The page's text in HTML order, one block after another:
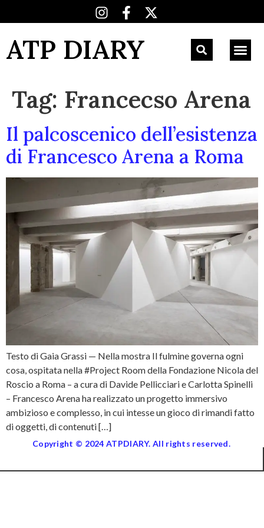
ATP DIARY
Tag: Francecso Arena
Il palcoscenico dell’esistenza
di Francesco Arena a Roma
Testo di Gaia Grassi — Nella mostra Il fulmine governa ogni
cosa, ospitata nella #Project Room della Fondazione Nicola del
Roscio a Roma – a cura di Davide Pellicciari e Carlotta Spinelli
– Francesco Arena ha realizzato un progetto immersivo
ambizioso e complesso, in cui intesse un gioco di rimandi fatto
di oggetti, di contenuti […]
Copyright © 2024 ATPDIARY. All rights reserved.